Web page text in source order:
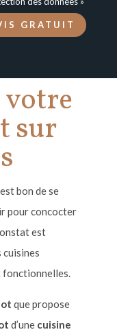
GRATUIT
votre
sur
bon de se
pour concocter
est
cuisines
fonctionnelles.
que propose
d’une cuisine